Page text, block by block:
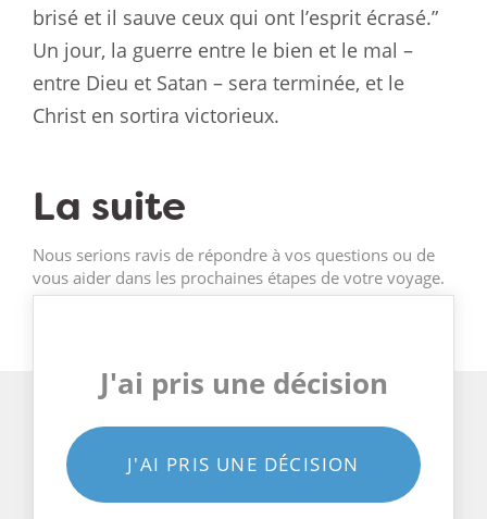
brisé et il sauve ceux qui ont l’esprit écrasé.”
Un jour, la guerre entre le bien et le mal –
entre Dieu et Satan – sera terminée, et le
Christ en sortira victorieux.
La suite
Nous serions ravis de répondre à vos questions ou de
vous aider dans les prochaines étapes de votre voyage.
J'ai pris une décision
J'AI PRIS UNE DÉCISION